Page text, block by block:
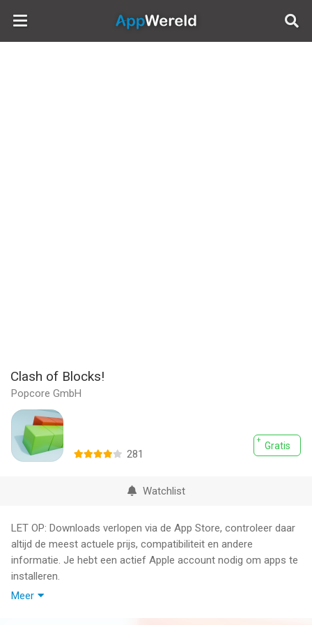
AppWereld
Clash of Blocks!
Popcore GmbH
Gratis
281
Watchlist
LET OP: Downloads verlopen via de App Store, controleer daar
altijd de meest actuele prijs, compatibiliteit en andere
informatie. Je hebt een actief Apple account nodig om apps te
installeren.
Meer